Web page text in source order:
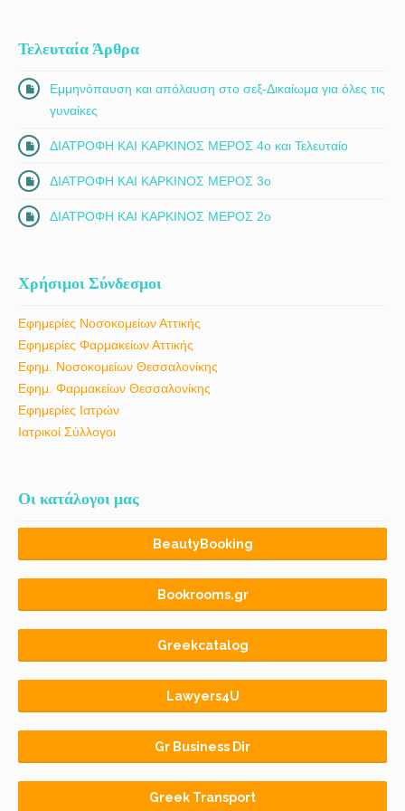
Τελευταία Άρθρα
Εμμηνόπαυση και απόλαυση στο σεξ-Δικαίωμα για όλες τις
γυναίκες
ΔΙΑΤΡΟΦΗ ΚΑΙ ΚΑΡΚΙΝΟΣ ΜΕΡΟΣ 4ο και Τελευταίο
ΔΙΑΤΡΟΦΗ ΚΑΙ ΚΑΡΚΙΝΟΣ ΜΕΡΟΣ 3ο
ΔΙΑΤΡΟΦΗ ΚΑΙ ΚΑΡΚΙΝΟΣ ΜΕΡΟΣ 2ο
Χρήσιμοι Σύνδεσμοι
Εφημερίες Νοσοκομείων Αττικής
Εφημερίες Φαρμακείων Αττικής
Εφημ. Νοσοκομείων Θεσσαλονίκης
Εφημ. Φαρμακείων Θεσσαλονίκης
Εφημερίες Ιατρών
Ιατρικοί Σύλλογοι
Οι κατάλογοι μας
BeautyBooking
Bookrooms.gr
Greekcatalog
Lawyers4U
Gr Business Dir
Greek Transport